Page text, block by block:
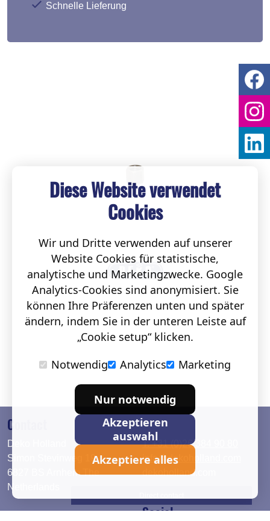
Schnelle Lieferung
Contact
Deko Holland
Simon Stevinweg 19
6827 BS Arnhem The
Netherlands
T. +31 (0)26 384 90 80
info@dekoholland.com
dekoholland.com
Social
Diese Website verwendet
Cookies
Wir und Dritte verwenden auf unserer
Website Cookies für statistische,
analytische und Marketingzwecke. Google
Analytics-Cookies sind anonymisiert. Sie
können Ihre Präferenzen unten und später
ändern, indem Sie in der unteren Leiste auf
„Cookie setup“ klicken.
Notwendig
Analytics Marketing
Nur notwendig
Akzeptieren
auswahl
Akzeptiere alles